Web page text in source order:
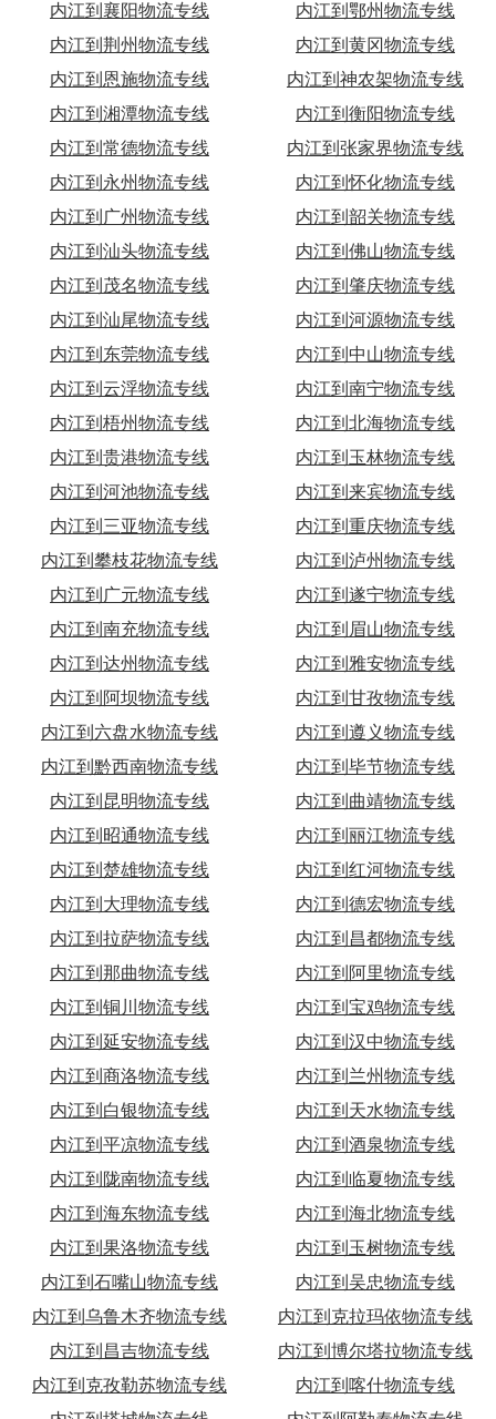
内江到襄阳物流专线
内江到鄂州物流专线
内江到荆州物流专线
内江到黄冈物流专线
内江到恩施物流专线
内江到神农架物流专线
内江到湘潭物流专线
内江到衡阳物流专线
内江到常德物流专线
内江到张家界物流专线
内江到永州物流专线
内江到怀化物流专线
内江到广州物流专线
内江到韶关物流专线
内江到汕头物流专线
内江到佛山物流专线
内江到茂名物流专线
内江到肇庆物流专线
内江到汕尾物流专线
内江到河源物流专线
内江到东莞物流专线
内江到中山物流专线
内江到云浮物流专线
内江到南宁物流专线
内江到梧州物流专线
内江到北海物流专线
内江到贵港物流专线
内江到玉林物流专线
内江到河池物流专线
内江到来宾物流专线
内江到三亚物流专线
内江到重庆物流专线
内江到攀枝花物流专线
内江到泸州物流专线
内江到广元物流专线
内江到遂宁物流专线
内江到南充物流专线
内江到眉山物流专线
内江到达州物流专线
内江到雅安物流专线
内江到阿坝物流专线
内江到甘孜物流专线
内江到六盘水物流专线
内江到遵义物流专线
内江到黔西南物流专线
内江到毕节物流专线
内江到昆明物流专线
内江到曲靖物流专线
内江到昭通物流专线
内江到丽江物流专线
内江到楚雄物流专线
内江到红河物流专线
内江到大理物流专线
内江到德宏物流专线
内江到拉萨物流专线
内江到昌都物流专线
内江到那曲物流专线
内江到阿里物流专线
内江到铜川物流专线
内江到宝鸡物流专线
内江到延安物流专线
内江到汉中物流专线
内江到商洛物流专线
内江到兰州物流专线
内江到白银物流专线
内江到天水物流专线
内江到平凉物流专线
内江到酒泉物流专线
内江到陇南物流专线
内江到临夏物流专线
内江到海东物流专线
内江到海北物流专线
内江到果洛物流专线
内江到玉树物流专线
内江到石嘴山物流专线
内江到吴忠物流专线
内江到乌鲁木齐物流专线
内江到克拉玛依物流专线
内江到昌吉物流专线
内江到博尔塔拉物流专线
内江到克孜勒苏物流专线
内江到喀什物流专线